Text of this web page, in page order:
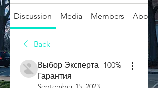
Discussion Media Members About
Back
Выбор Эксперта- 100%
Гарантия
September 15, 2023